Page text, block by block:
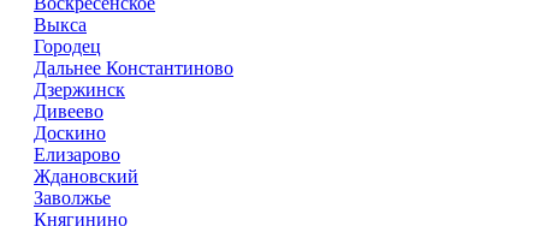
Выкса
Городец
Дальнее Константиново
Дзержинск
Дивеево
Доскино
Елизарово
Ждановский
Заволжье
Княгинино